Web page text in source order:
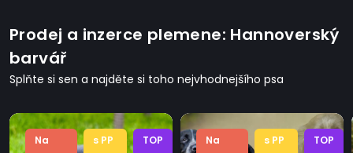
Prodej a inzerce plemene: Hannoverský
barvář
Splňte si sen a najděte si toho nejvhodnejšího psa
Na
s PP
TOP
Na
s PP
TOP